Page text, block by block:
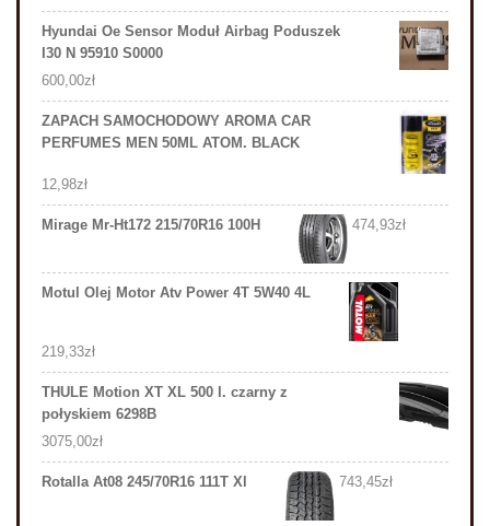
Hyundai Oe Sensor Moduł Airbag Poduszek
I30 N 95910 S0000
600,00zł
ZAPACH SAMOCHODOWY AROMA CAR
PERFUMES MEN 50ML ATOM. BLACK
12,98zł
Mirage Mr-Ht172 215/70R16 100H 474,93zł
Motul Olej Motor Atv Power 4T 5W40 4L
219,33zł
THULE Motion XT XL 500 l. czarny z
połyskiem 6298B
3075,00zł
Rotalla At08 245/70R16 111T Xl 743,45zł